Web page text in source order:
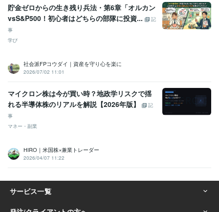
貯金ゼロからの生き残り兵法・第6章「オルカン
vsS&P500！初心者はどちらの部隊に投資...
記
事
学び
社会派FPコウダイ｜資産を守り心を楽に
2026/07/02 11:01
マイクロン株は今が買い時？地政学リスクで揺
れる半導体株のリアルを解説【2026年版】
記
事
マネー・副業
HIRO｜米国株×兼業トレーダー
2026/04/07 11:22